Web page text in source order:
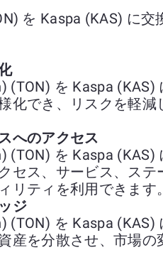
を Kaspa (KAS) に交
(TON) を Kaspa (KAS)
化でき、リスクを軽減
へのアクセス
(TON) を Kaspa (KAS)
セス、サービス、ステ
リティを利用できます。
ジ
(TON) を Kaspa (KAS)
産を分散させ、市場の